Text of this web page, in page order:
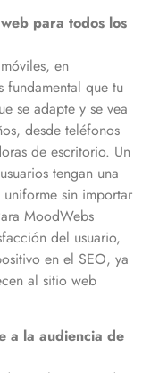
para todos los
en
fundamental que tu
se adapte y se vea
desde teléfonos
de escritorio. Un
tengan una
sin importar
MoodWebs
del usuario,
en el SEO, ya
al sitio web
a la audiencia de